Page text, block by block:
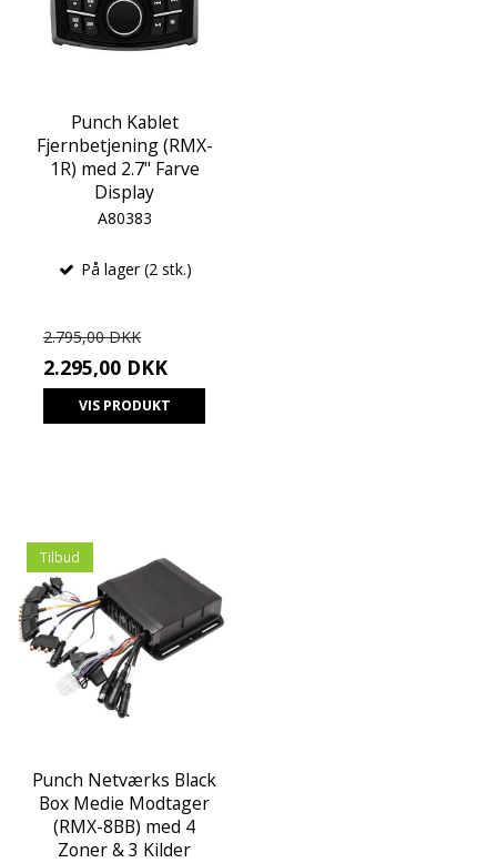
Punch Kablet
Fjernbetjening (RMX-
1R) med 2.7" Farve
Display
A80383
På lager (2 stk.)
2.795,00 DKK
2.295,00 DKK
VIS PRODUKT
Tilbud
Punch Netværks Black
Box Medie Modtager
(RMX-8BB) med 4
Zoner & 3 Kilder